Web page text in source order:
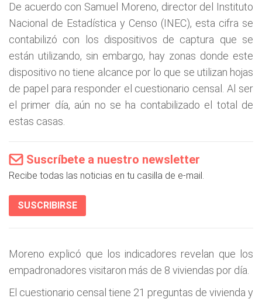
De acuerdo con Samuel Moreno, director del Instituto
Nacional de Estadística y Censo (INEC), esta cifra se
contabilizó con los dispositivos de captura que se
están utilizando, sin embargo, hay zonas donde este
dispositivo no tiene alcance por lo que se utilizan hojas
de papel para responder el cuestionario censal. Al ser
el primer día, aún no se ha contabilizado el total de
estas casas.
Suscríbete a nuestro newsletter
Recibe todas las noticias en tu casilla de e-mail.
SUSCRIBIRSE
Moreno explicó que los indicadores revelan que los
empadronadores visitaron más de 8 viviendas por día.
El cuestionario censal tiene 21 preguntas de vivienda y